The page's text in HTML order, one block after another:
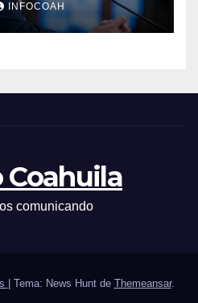
INFOCOAH
Coahuila
comunicando
Tema: News Hunt de Themeansar.